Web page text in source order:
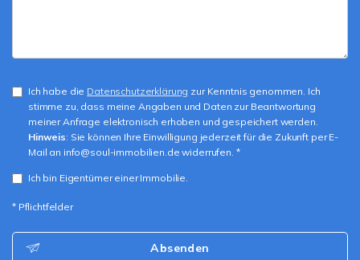
Ich habe die Datenschutzerklärung zur Kenntnis genommen. Ich
stimme zu, dass meine Angaben und Daten zur Beantwortung
meiner Anfrage elektronisch erhoben und gespeichert werden.
Hinweis: Sie können Ihre Einwilligung jederzeit für die Zukunft per E-
Mail an info@soul-immobilien.de widerrufen. *
Ich bin Eigentümer einer Immobilie.
* Pflichtfelder
Absenden